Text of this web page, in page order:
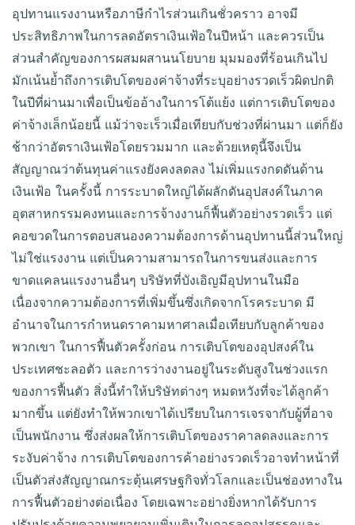
อุปทานแรงงานหรือภาษีกำไรส่วนเกินชั่วคราว อาจมี
ประสิทธิภาพในการลดอัตราเงินเฟ้อในปีหน้า และควรเป็น
ส่วนสำคัญของการผสมผสานนโยบาย มุมมองที่ร้อนเกินไป
มักเน้นย้ำถึงการเติบโตของค่าจ้างที่ระบุอย่างรวดเร็วผิดปกติ
ในปีที่ผ่านมาเพื่อเป็นข้ออ้างในการโต้แย้ง แต่การเติบโตของ
ค่าจ้างเล็กน้อยนี้ แม้ว่าจะเร็วเมื่อเทียบกับช่วงที่ผ่านมา แต่ก็ยัง
ช้ากว่าอัตราเงินเฟ้อโดยรวมมาก และด้วยเหตุนี้จึงเป็น
สัญญาณว่าต้นทุนค่าแรงยังคงลดลง ไม่เพิ่มแรงกดดันด้าน
เงินเฟ้อ ในครั้งนี้ การระบาดใหญ่ได้ผลักดันอุปสงค์ในภาค
อุตสาหกรรมคงทนและการจ้างงานก็ฟื้นตัวอย่างรวดเร็ว แต่
คอขวดในการตอบสนองความต้องการด้านอุปทานนี้ส่วนใหญ่
ไม่ใช่แรงงาน แต่เป็นความสามารถในการขนส่งและการ
ขาดแคลนแรงงานอื่นๆ บริษัทที่บังเอิญมีอุปทานในมือ
เนื่องจากความต้องการที่เพิ่มขึ้นซึ่งเกิดจากโรคระบาด มี
อำนาจในการกำหนดราคามหาศาลเมื่อเทียบกับลูกค้าของ
พวกเขา ในการฟื้นตัวครั้งก่อน การเติบโตของอุปสงค์ใน
ประเทศชะลอตัว และการว่างงานอยู่ในระดับสูงในช่วงแรก
ของการฟื้นตัว สิ่งนี้ทำให้บริษัทต่างๆ หมดหวังที่จะได้ลูกค้า
มากขึ้น แต่ยังทำให้พวกเขาได้เปรียบในการเจรจากับผู้ที่อาจ
เป็นพนักงาน ซึ่งส่งผลให้การเติบโตของราคาลดลงและการ
ระงับค่าจ้าง การเติบโตของการค้าอย่างรวดเร็วอาจทำหน้าที่
เป็นตัวส่งสัญญาณกระตุ้นเศรษฐกิจทั่วโลกและเป็นช่องทางใน
การฟื้นตัวอย่างต่อเนื่อง โดยเฉพาะอย่างยิ่งหากได้รับการ